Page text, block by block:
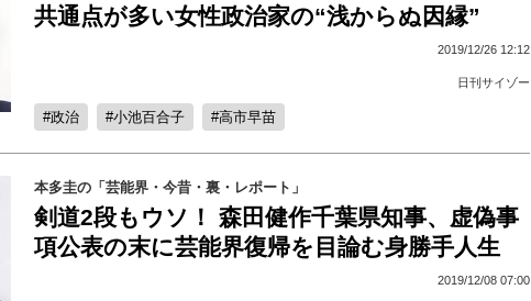
共通点が多い女性政治家の“浅からぬ因縁”
2019/12/26 12:12
日刊サイゾー
政治 小池百合子 高市早苗
本多圭の「芸能界・今昔・裏・レポート」
剣道2段もウソ！ 森田健作千葉県知事、虚偽事
項公表の末に芸能界復帰を目論む身勝手人生
2019/12/08 07:00